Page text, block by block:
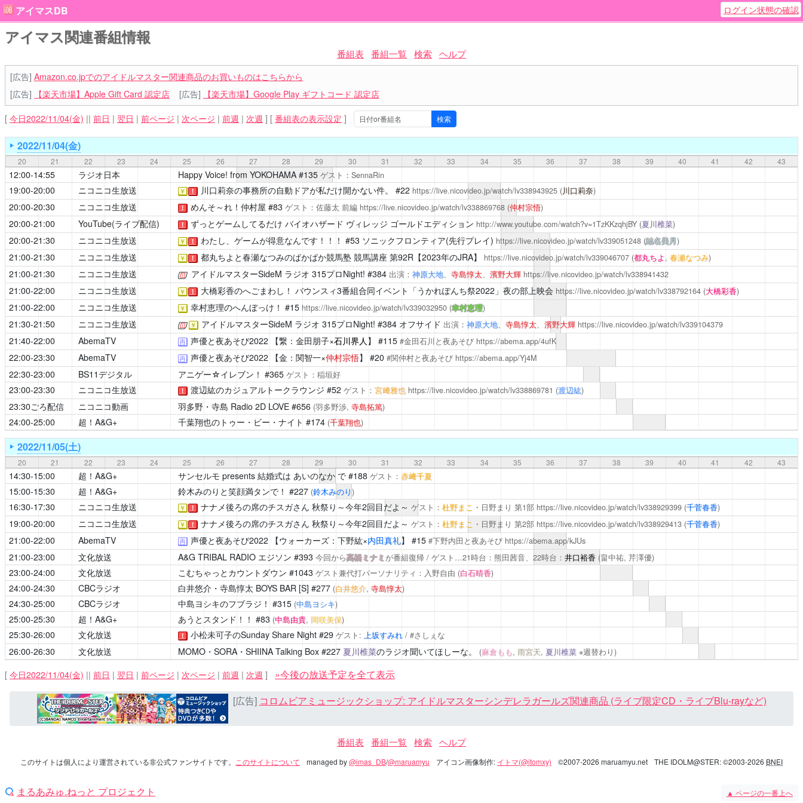
アイマスDB ログイン状態の確認
アイマス関連番組情報
番組表 番組一覧 検索 ヘルプ
[広告] Amazon.co.jpでのアイドルマスター関連商品のお買いものはこちらから
[広告]
【楽天市場】Apple Gift Card 認定店 [広告] 【楽天市場】Google Play ギフトコード 認定店
[ 今日2022/11/04(金) || 前日 | 翌日 | 前ページ | 次ページ | 前週 | 次週 ] [ 番組表の表示設定 ]
2022/11/04(金)
20 21 22 23 24 25 26 27 28 29 30 31 32 33 34 35 36 37 38 39 40 41 42 43
12:00-14:55 ラジオ日本 Happy Voice! from YOKOHAMA#135 ゲスト：SennaRin
19:00-20:00 ニコニコ生放送 ￥ ！ 川口莉奈の事務所の自動ドアが私だけ開かない件。 #22 https://live.nicovideo.jp/watch/lv338943925 (川口莉奈)
20:00-20:30 ニコニコ生放送 ！ めんそ～れ！仲村屋 #83 ゲスト：佐藤太 前編 https://live.nicovideo.jp/watch/lv338869768 (仲村宗悟)
20:00-21:00 YouTube(ライブ配信) ！ ずっとゲームしてるだけ バイオハザード ヴィレッジ ゴールドエディション http://www.youtube.com/watch?v=1TzKKzqhjBY (夏川椎菜)
20:00-21:30 ニコニコ生放送 ￥ ！ わたし、ゲームが得意なんです！！！ #53 ソニックフロンティア(先行プレイ) https://live.nicovideo.jp/watch/lv339051248 (結名美月)
21:00-21:30 ニコニコ生放送 ￥ ！ 都丸ちよと春瀬なつみのぱかぱか競馬塾競馬講座 第92R【2023年のJRA】 https://live.nicovideo.jp/watch/lv339046707 (都丸ちよ, 春瀬なつみ)
21:00-21:30 ニコニコ生放送
[公式] アイドルマスターSideM ラジオ 315プロNight! #384 出演： 神原大地、 寺島惇太、 濱野大輝 https://live.nicovideo.jp/watch/lv338941432
21:00-22:00 ニコニコ生放送 ￥ ！ 大橋彩香のへごまわし！ バウンスィ3番組合同イベント「うかれぽんち祭2022」夜の部上映会 https://live.nicovideo.jp/watch/lv338792164 (大橋彩香)
21:00-22:00 ニコニコ生放送 ￥ 幸村恵理のへんぼっけ！ #15 https://live.nicovideo.jp/watch/lv339032950 (幸村恵理)
21:30-21:50 ニコニコ生放送
[公式] ￥ アイドルマスターSideM ラジオ 315プロNight! #384 オフサイド 出演： 神原大地、 寺島惇太、 濱野大輝 https://live.nicovideo.jp/watch/lv339104379
21:40-22:00 AbemaTV 再 声優と夜あそび2022【繋：金田朋子×石川界人 】 #115 #金田石川と夜あそび https://abema.app/4ufK
22:00-23:30 AbemaTV 再 声優と夜あそび2022【金：関智一×仲村宗悟】 #20 #関仲村と夜あそび https://abema.app/Yj4M
22:30-23:00 BS11デジタル アニゲー☆イレブン！ #365 ゲスト：稲垣好
23:00-23:30 ニコニコ生放送 ！ 渡辺紘のカジュアルトークラウンジ #52 ゲスト： 宮﨑雅也 https://live.nicovideo.jp/watch/lv338869781 (渡辺紘)
23:30ごろ配信 ニコニコ動画 羽多野・寺島 Radio 2D LOVE#656 (羽多野渉, 寺島拓篤)
24:00-25:00 超！A&G+ 千葉翔也のトゥー・ビー・ナイト #174 (千葉翔也)
2022/11/05(土)
20 21 22 23 24 25 26 27 28 29 30 31 32 33 34 35 36 37 38 39 40 41 42 43
14:30-15:00 超！A&G+ サンセルモ presents 結婚式は あいのなか で#188 ゲスト： 赤﨑千夏
15:00-15:30 超！A&G+ 鈴木みのりと笑顔満タンで！ #227 (鈴木みのり)
16:30-17:30 ニコニコ生放送 ￥ ！ ナナメ後ろの席のチスガさん 秋祭り～今年2回目だよ～ ゲスト： 杜野まこ ・日野まり 第1部 https://live.nicovideo.jp/watch/lv338929399 (千菅春香)
19:00-20:00 ニコニコ生放送 ￥ ！ ナナメ後ろの席のチスガさん 秋祭り～今年2回目だよ～ ゲスト： 杜野まこ ・日野まり 第2部 https://live.nicovideo.jp/watch/lv338929413 (千菅春香)
21:00-22:00 AbemaTV 再 声優と夜あそび2022【ウォーカーズ：下野紘×内田真礼】 #15 #下野内田と夜あそび https://abema.app/kJUs
21:00-23:00 文化放送 A&G TRIBAL RADIO エジソン #393 今回から髙橋ミナミ が番組復帰 / ゲスト…21時台：熊田茜音、22時台： 井口裕香 (畠中祐, 芹澤優)
23:00-24:00 文化放送 こむちゃっとカウントダウン #1043 ゲスト兼代打パーソナリティ：入野自由 (白石晴香)
24:00-24:30 CBCラジオ 白井悠介・寺島惇太 BOYS BAR [S] #277 (白井悠介, 寺島惇太)
24:30-25:00 CBCラジオ 中島ヨシキのフブラジ！ #315 (中島ヨシキ)
25:00-25:30 超！A&G+ あうとスタンド！！ #83 (中島由貴, 岡咲美保)
25:30-26:00 文化放送 ！ 小松未可子のSunday Share Night #29 ゲスト: 上坂すみれ/ #さしぇな
26:00-26:30 文化放送 MOMO・SORA・SHIINA Talking Box#227 夏川椎菜のラジオ聞いてほしーな。 (麻倉もも, 雨宮天, 夏川椎菜※週替わり)
[ 今日2022/11/04(金) || 前日 | 翌日 | 前ページ | 次ページ | 前週 | 次週 ]
»今後の放送予定を全て表示
[広告] コロムビアミュージックショップ: アイドルマスターシンデレラガールズ関連商品 (ライブ限定CD・ライブBlu-rayなど)
番組表 番組一覧 検索 ヘルプ
このサイトは個人により運営されている非公式ファンサイトです。 このサイトについて managed by@imas_DB/@maruamyu アイコン画像制作: イトマ(@itomxy) ©2007-2026 maruamyu.net THE IDOLM@STER: ©2003-2026 BNEI
まるあみゅ.ねっと プロジェクト ▲ ページの一番上へ